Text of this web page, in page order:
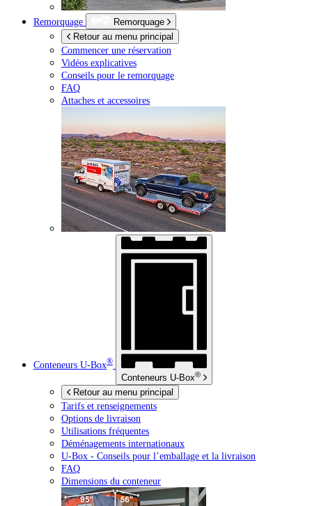
Remorquage
Remorquage
Retour au menu principal
Commencer une réservation
Vidéos explicatives
Conseils pour le remorquage
FAQ
Attaches et accessoires
Conteneurs U-Box®
Conteneurs U-Box®
Retour au menu principal
Tarifs et renseignements
Options de livraison
Utilisations fréquentes
Déménagements internationaux
U-Box - Conseils pour l’emballage et la livraison
FAQ
Dimensions du conteneur